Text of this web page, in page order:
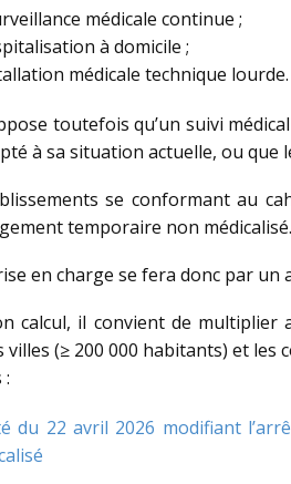
médicale continue ;
à domicile ;
médicale technique lourde.
toutefois qu’un suivi
à sa situation actuelle, ou
se conformant au
temporaire non médicalisé.
en charge se fera donc par un
calcul, il convient de multiplier
villes (≥ 200 000 habitants) et les
:
du 22 avril 2026 modifiant